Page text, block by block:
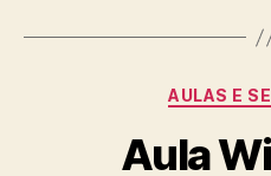
AULAS E
Aula